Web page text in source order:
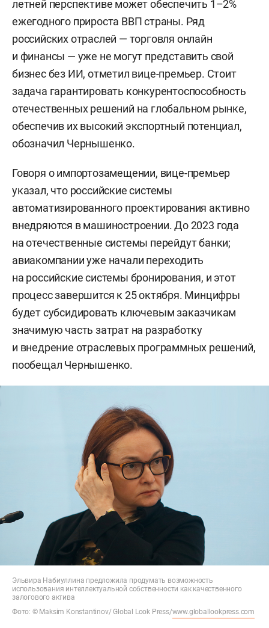
летней перспективе может обеспечить 1–2%
ежегодного прироста ВВП страны. Ряд
российских отраслей — торговля онлайн
и финансы — уже не могут представить свой
бизнес без ИИ, отметил вице-премьер. Стоит
задача гарантировать конкурентоспособность
отечественных решений на глобальном рынке,
обеспечив их высокий экспортный потенциал,
обозначил Чернышенко.
Говоря о импортозамещении, вице-премьер
указал, что российские системы
автоматизированного проектирования активно
внедряются в машиностроении. До 2023 года
на отечественные системы перейдут банки;
авиакомпании уже начали переходить
на российские системы бронирования, и этот
процесс завершится к 25 октября. Минцифры
будет субсидировать ключевым заказчикам
значимую часть затрат на разработку
и внедрение отраслевых программных решений,
пообещал Чернышенко.
Эльвира Набиуллина предложила продумать возможность
использования интеллектуальной собственности как качественного
залогового актива
Фото: © Maksim Konstantinov/ Global Look Press/www.globallookpress.com